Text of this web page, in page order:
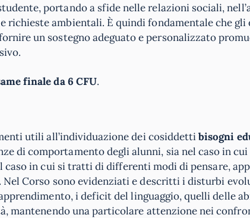
portando a sfide nelle relazioni sociali,
richieste ambientali. È quindi fondamentale che
un sostegno adeguato e personalizzato
finale da 6 CFU.
utili all’individuazione dei cosiddettibisogni
di comportamento degli alunni, sia nel caso in
in cui si tratti di differenti modi di pensare,
Corso sono evidenziati e descritti i disturbi
i deficit del linguaggio, quelli delle
mantenendo una particolare attenzione nei